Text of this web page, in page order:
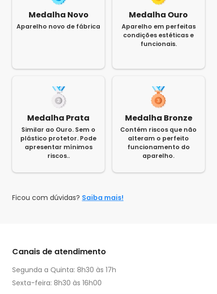
Medalha Novo
Aparelho novo de fábrica
Medalha Ouro
Aparelho em perfeitas
condições estéticas e
funcionais.
Medalha Prata
Similar ao Ouro. Sem o
plástico protetor. Pode
apresentar mínimos
riscos..
Medalha Bronze
Contém riscos que não
alteram o perfeito
funcionamento do
aparelho.
Ficou com dúvidas? Saiba mais!
Canais de atendimento
Segunda a Quinta: 8h30 às 17h
Sexta-feira: 8h30 às 16h00